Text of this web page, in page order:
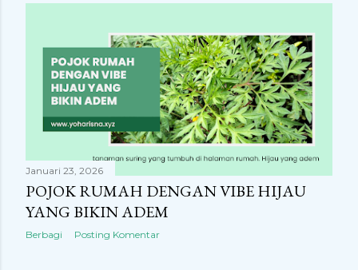
Januari 23, 2026
POJOK RUMAH DENGAN VIBE HIJAU
YANG BIKIN ADEM
Berbagi Posting Komentar